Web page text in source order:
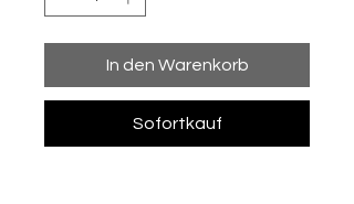
In den Warenkorb
Sofortkauf